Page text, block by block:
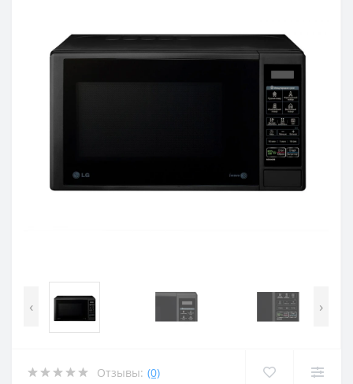
‹ ›
Отзывы: (0)